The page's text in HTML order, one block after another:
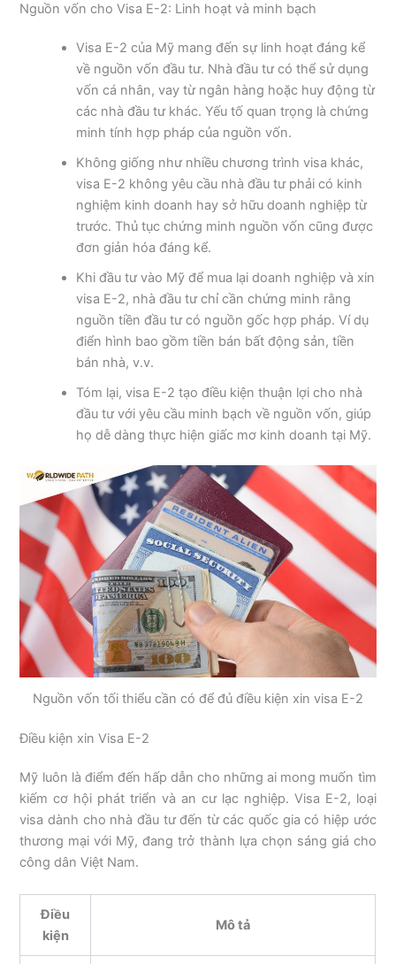
Nguồn vốn cho Visa E-2: Linh hoạt và minh bạch
Visa E-2 của Mỹ mang đến sự linh hoạt đáng kể
về nguồn vốn đầu tư. Nhà đầu tư có thể sử dụng
vốn cá nhân, vay từ ngân hàng hoặc huy động từ
các nhà đầu tư khác. Yếu tố quan trọng là chứng
minh tính hợp pháp của nguồn vốn.
Không giống như nhiều chương trình visa khác,
visa E-2 không yêu cầu nhà đầu tư phải có kinh
nghiệm kinh doanh hay sở hữu doanh nghiệp từ
trước. Thủ tục chứng minh nguồn vốn cũng được
đơn giản hóa đáng kể.
Khi đầu tư vào Mỹ để mua lại doanh nghiệp và xin
visa E-2, nhà đầu tư chỉ cần chứng minh rằng
nguồn tiền đầu tư có nguồn gốc hợp pháp. Ví dụ
điển hình bao gồm tiền bán bất động sản, tiền
bán nhà, v.v.
Tóm lại, visa E-2 tạo điều kiện thuận lợi cho nhà
đầu tư với yêu cầu minh bạch về nguồn vốn, giúp
họ dễ dàng thực hiện giấc mơ kinh doanh tại Mỹ.
Nguồn vốn tối thiểu cần có để đủ điều kiện xin visa E-2
Điều kiện xin Visa E-2
Mỹ luôn là điểm đến hấp dẫn cho những ai mong muốn tìm
kiếm cơ hội phát triển và an cư lạc nghiệp. Visa E-2, loại
visa dành cho nhà đầu tư đến từ các quốc gia có hiệp ước
thương mại với Mỹ, đang trở thành lựa chọn sáng giá cho
công dân Việt Nam.
Điều
kiện
Mô tả